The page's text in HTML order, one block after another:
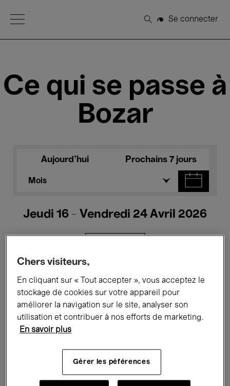
Open Menu
Rechercher
Se connecter
Ce qui se passe à
Bozar
Aujourd'hui Prochains 7 jours
Mois
Jeudi 16 - Vendredi 24 Avril 2026
Tous les événements Concerts
Expositions Performances
Rencontres & Débats
Musique classique Global Music
Chers visiteurs,
En cliquant sur « Tout accepter », vous acceptez le
stockage de cookies sur votre appareil pour
améliorer la navigation sur le site, analyser son
utilisation et contribuer à nos efforts de marketing.
En savoir plus
Gérer les péférences